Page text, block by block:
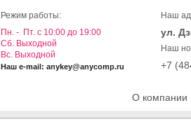
О компании
Режим работы:
Пн. - Пт. с 10:00 до 19:00
Cб. Выходной
Вс. Выходной
Наш e-mail: anykey@anycomp.ru
Наш
ул.
Наш
+7